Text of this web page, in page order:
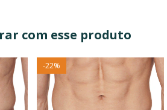
com esse produto
-22%